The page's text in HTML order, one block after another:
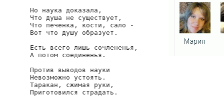
Но наука доказала,
Что душа не существует,
Что печенка, кости, сало -
Вот что душу образует.
Есть всего лишь сочлененья,
А потом соединенья.
Против выводов науки
Невозможно устоять.
Таракан, сжимая руки,
Приготовился страдать.